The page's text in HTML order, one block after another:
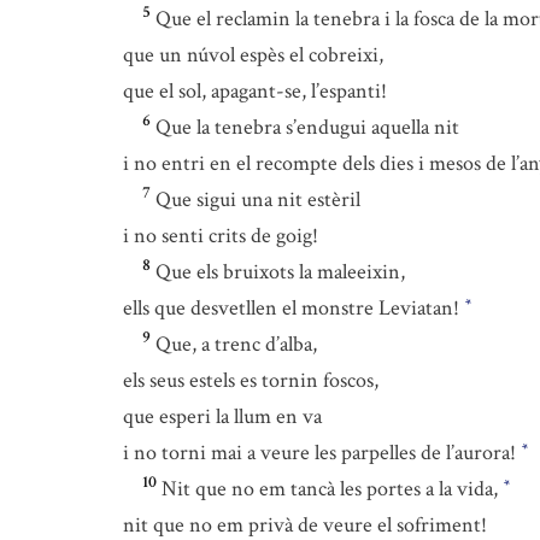
5 Que el reclamin la tenebra i la fosca de la
que un núvol espès el cobreixi,
que el sol, apagant-se, l’espanti!
6 Que la tenebra s’endugui aquella nit
i no entri en el recompte dels dies i mesos de
7 Que sigui una nit estèril
i no senti crits de goig!
8 Que els bruixots la maleeixin,
ells que desvetllen el monstre Leviatan! *
9 Que, a trenc d’alba,
els seus estels es tornin foscos,
que esperi la llum en va
i no torni mai a veure les parpelles de l’aurora! *
10 Nit que no em tancà les portes a la vida, *
nit que no em privà de veure el sofriment!